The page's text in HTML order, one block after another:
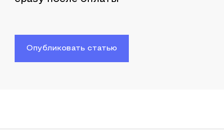
Опубликовать статью